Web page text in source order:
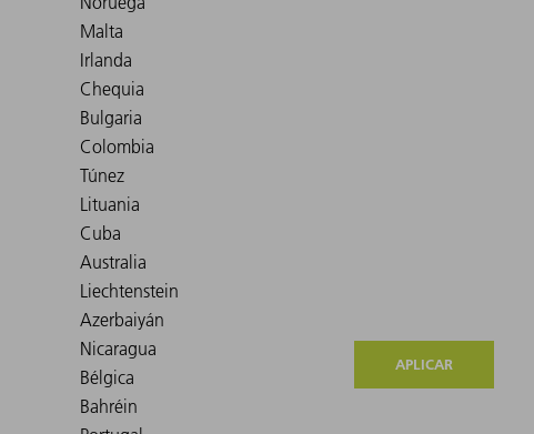
APLICAR